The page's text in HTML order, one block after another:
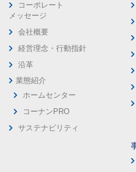
コーポレート
メッセージ
会社概要
経営理念・行動指針
沿革
業態紹介
ホームセンター
コーナンPRO
サステナビリティ